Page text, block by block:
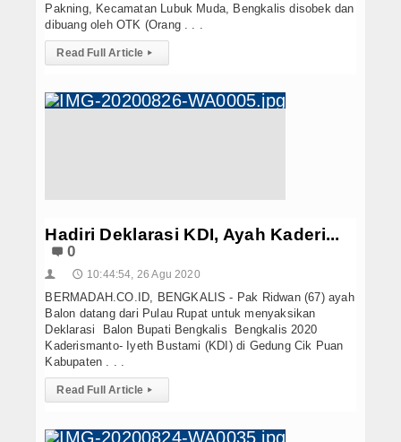
Ekbis
Olahraga
Pakning, Kecamatan Lubuk Muda, Bengkalis disobek dan
dibuang oleh OTK (Orang . . .
Read Full Article ▸
Hadiri Deklarasi KDI, Ayah Kaderi...
0
👤 🕔 10:44:54, 26 Agu 2020
BERMADAH.CO.ID, BENGKALIS - Pak Ridwan (67) ayah
Balon datang dari Pulau Rupat untuk menyaksikan
Deklarasi Balon Bupati Bengkalis Bengkalis 2020
Kaderismanto- Iyeth Bustami (KDI) di Gedung Cik Puan
Kabupaten . . .
Read Full Article ▸